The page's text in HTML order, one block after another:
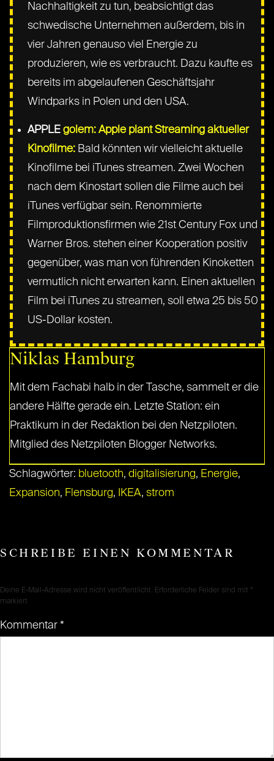
Nachhaltigkeit zu tun, beabsichtigt das
schwedische Unternehmen außerdem, bis in
vier Jahren genauso viel Energie zu
produzieren, wie es verbraucht. Dazu kaufte es
bereits im abgelaufenen Geschäftsjahr
Windparks in Polen und den USA.
APPLEgolem: Apple plant Streaming aktueller
Kinofilme: Bald könnten wir vielleicht aktuelle
Kinofilme bei iTunes streamen. Zwei Wochen
nach dem Kinostart sollen die Filme auch bei
iTunes verfügbar sein. Renommierte
Filmproduktionsfirmen wie 21st Century Fox und
Warner Bros. stehen einer Kooperation positiv
gegenüber, was man von führenden Kinoketten
vermutlich nicht erwarten kann. Einen aktuellen
Film bei iTunes zu streamen, soll etwa 25 bis 50
US-Dollar kosten.
Niklas Hamburg
Mit dem Fachabi halb in der Tasche, sammelt er die
andere Hälfte gerade ein. Letzte Station: ein
Praktikum in der Redaktion bei den Netzpiloten.
Mitglied des Netzpiloten Blogger Networks.
Schlagwörter: bluetooth, digitalisierung, Energie,
Expansion, Flensburg, IKEA, strom
SCHREIBE EINEN KOMMENTAR
Deine E-Mail-Adresse wird nicht veröffentlicht. Erforderliche Felder sind mit *
markiert
Kommentar *